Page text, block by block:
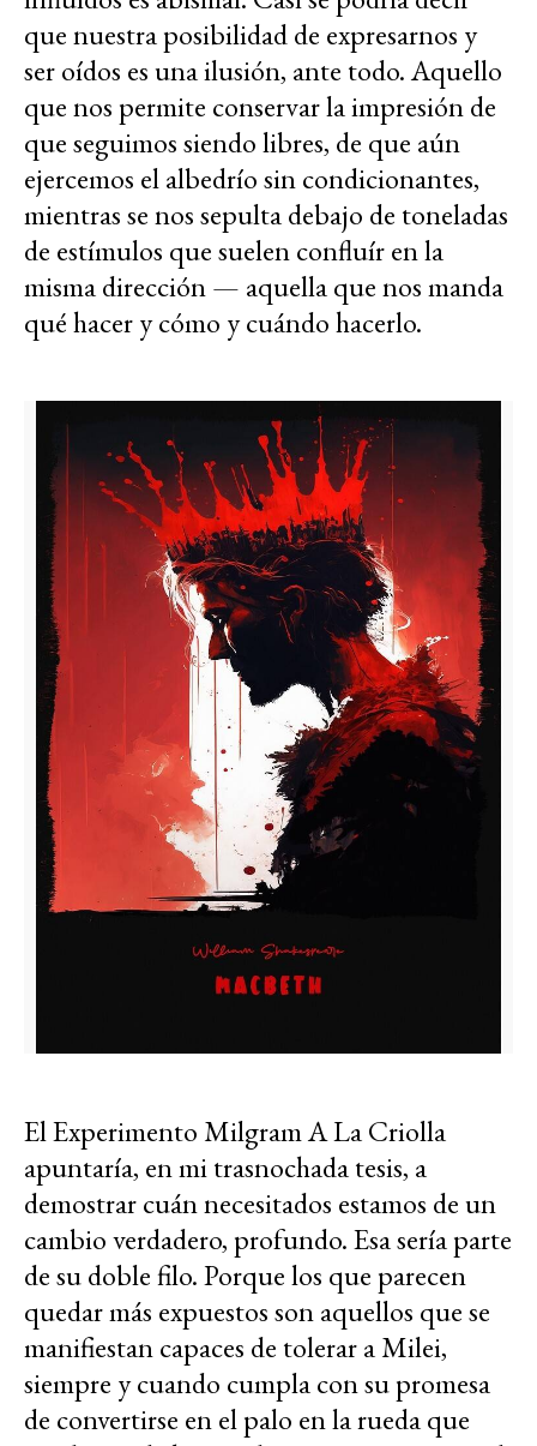
que nuestra posibilidad de expresarnos y
ser oídos es una ilusión, ante todo. Aquello
que nos permite conservar la impresión de
que seguimos siendo libres, de que aún
ejercemos el albedrío sin condicionantes,
mientras se nos sepulta debajo de toneladas
de estímulos que suelen confluír en la
misma dirección — aquella que nos manda
qué hacer y cómo y cuándo hacerlo.
El Experimento Milgram A La Criolla
apuntaría, en mi trasnochada tesis, a
demostrar cuán necesitados estamos de un
cambio verdadero, profundo. Esa sería parte
de su doble filo. Porque los que parecen
quedar más expuestos son aquellos que se
manifiestan capaces de tolerar a Milei,
siempre y cuando cumpla con su promesa
de convertirse en el palo en la rueda que